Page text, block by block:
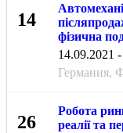
14
фізична
14.09.2021
Германия,
26
Робота
реалії та